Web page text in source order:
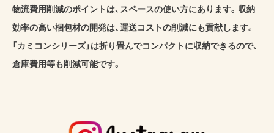
物流費用削減のポイントは、スペースの使い方にあります。収納
効率の高い梱包材の開発は、運送コストの削減にも貢献します。
「カミコンシリーズ」は折り畳んでコンパクトに収納できるので、
倉庫費用等も削減可能です。